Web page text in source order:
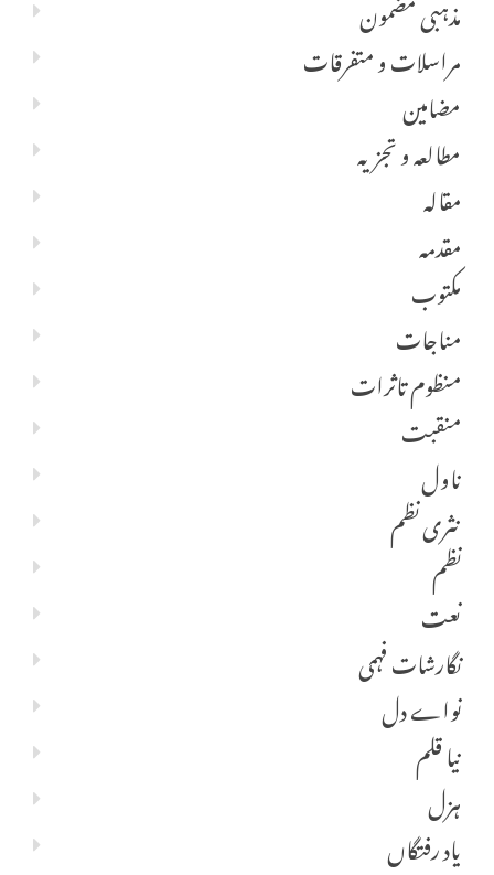
مذہبی مضمون
مراسلات و متفرقات
مضامین
مطالعہ و تجزیہ
مقالہ
مقدمہ
مکتوب
مناجات
منظوم تاثرات
منقبت
ناول
نثری نظم
نظم
نعت
نگارشات فہمی
نواے دل
نیا قلم
ہزل
یاد رفتگاں